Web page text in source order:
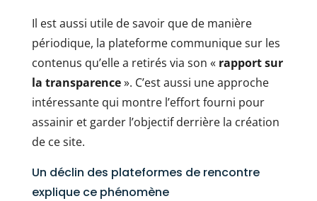
Il est aussi utile de savoir que de manière
périodique, la plateforme communique sur les
contenus qu’elle a retirés via son « rapport sur
la transparence». C’est aussi une approche
intéressante qui montre l’effort fourni pour
assainir et garder l’objectif derrière la création
de ce site.
Un déclin des plateformes de rencontre
explique ce phénomène